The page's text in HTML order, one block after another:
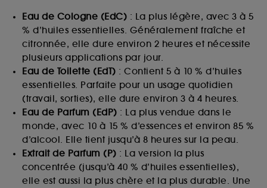
Eau de Cologne (EdC) : La plus légère, avec 3 à 5
% d’huiles essentielles. Généralement fraîche et
citronnée, elle dure environ 2 heures et nécessite
plusieurs applications par jour.
Eau de Toilette (EdT) : Contient 5 à 10 % d’huiles
essentielles. Parfaite pour un usage quotidien
(travail, sorties), elle dure environ 3 à 4 heures.
Eau de Parfum (EdP) : La plus vendue dans le
monde, avec 10 à 15 % d’essences et environ 85 %
d’alcool. Elle tient jusqu’à 8 heures sur la peau.
Extrait de Parfum (P) : La version la plus
concentrée (jusqu’à 40 % d’huiles essentielles),
elle est aussi la plus chère et la plus durable. Une